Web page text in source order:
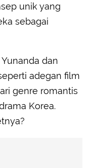
unik yang
sebagai
dan
adegan film
genre romantis
Korea.